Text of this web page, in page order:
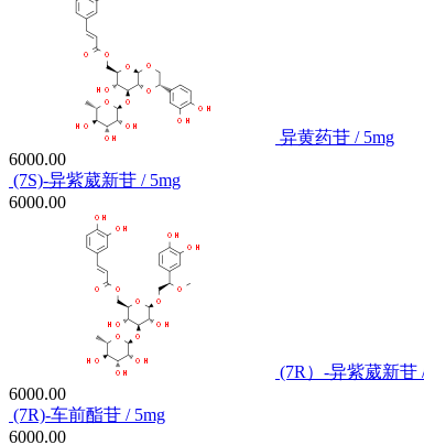
异黄药苷 / 5mg
6000.00
(7S)-异紫葳新苷 / 5mg
6000.00
(7R）-异紫葳新苷
6000.00
(7R)-车前酯苷 / 5mg
6000.00